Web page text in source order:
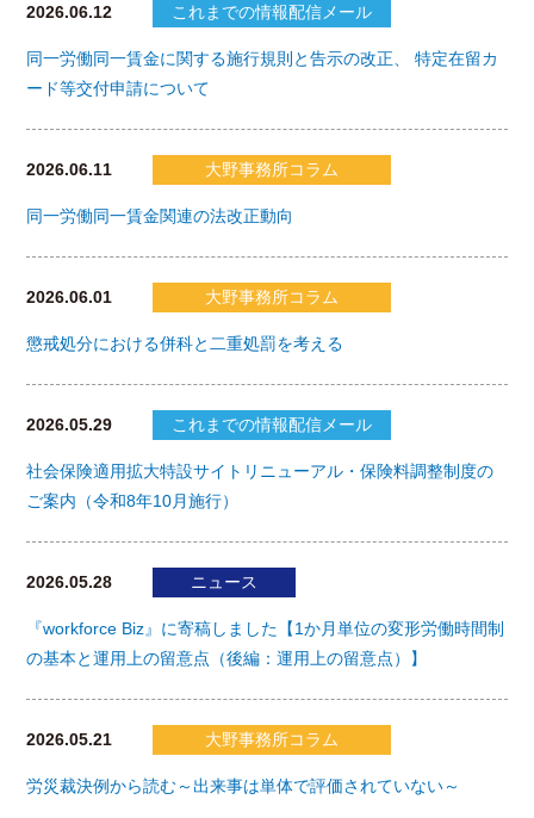
2026.06.12 これまでの情報配信メール
同一労働同一賃金に関する施行規則と告示の改正、 特定在留カ
ード等交付申請について
2026.06.11 大野事務所コラム
同一労働同一賃金関連の法改正動向
2026.06.01 大野事務所コラム
懲戒処分における併科と二重処罰を考える
2026.05.29 これまでの情報配信メール
社会保険適用拡大特設サイトリニューアル・保険料調整制度の
ご案内（令和8年10月施行）
2026.05.28 ニュース
『workforce Biz』に寄稿しました【1か月単位の変形労働時間制
の基本と運用上の留意点（後編：運用上の留意点）】
2026.05.21 大野事務所コラム
労災裁決例から読む～出来事は単体で評価されていない～